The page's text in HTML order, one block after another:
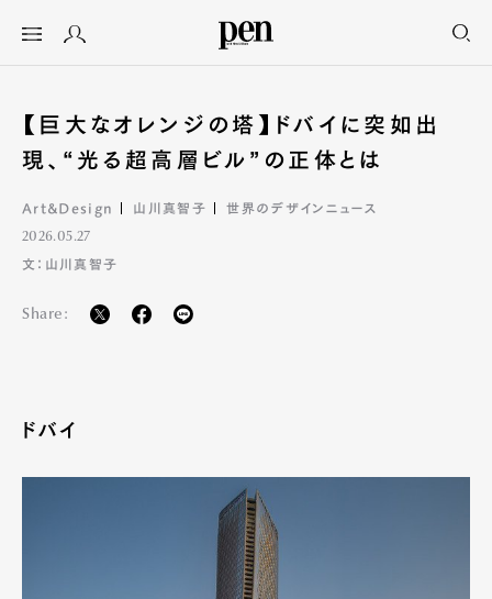
【巨大なオレンジの塔】ドバイに突如出
現、“光る超高層ビル”の正体とは
Art&Design 山川真智子 世界のデザインニュース
2026.05.27
文：山川真智子
Share:
ドバイ